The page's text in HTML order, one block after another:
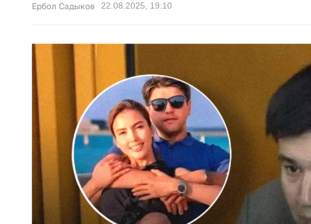
Ербол Садыков 22.08.2025, 19:10